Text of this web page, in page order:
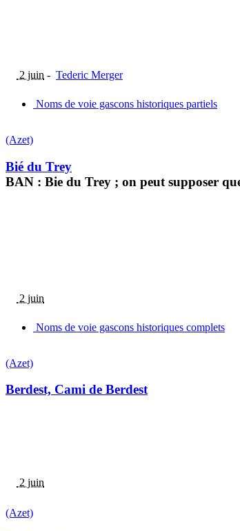
2 juin - Tederic Merger
Noms de voie gascons historiques partiels
(Azet)
Bié du Trey
BAN : Bie du Trey ; on peut supposer
2 juin
Noms de voie gascons historiques complets
(Azet)
Berdest, Cami de Berdest
2 juin
(Azet)